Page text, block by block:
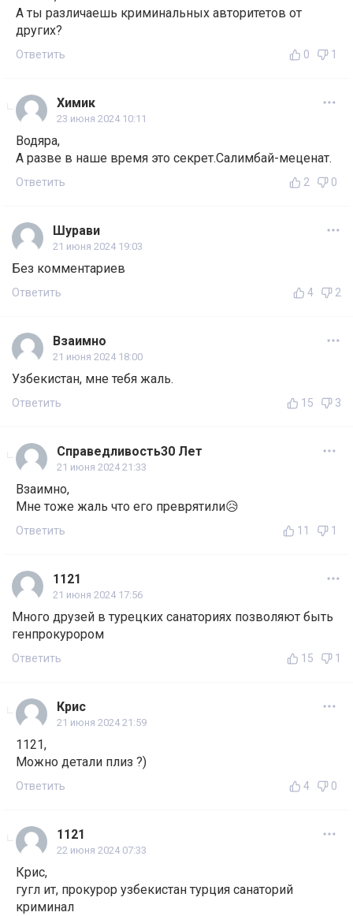
А ты различаешь криминальных авторитетов от
других?
Ответить 0 1
Химик
23 июня 2024 10:11
Водяра,
А разве в наше время это секрет.Салимбай-меценат.
Ответить 2 0
Шурави
21 июня 2024 19:03
Без комментариев
Ответить 4 2
Взаимно
21 июня 2024 18:00
Узбекистан, мне тебя жаль.
Ответить 15 3
Справедливость30 Лет
21 июня 2024 21:33
Взаимно,
Мне тоже жаль что его преврятили😥
Ответить 11 1
1121
21 июня 2024 17:56
Много друзей в турецких санаториях позволяют быть
генпрокурором
Ответить 15 1
Крис
21 июня 2024 21:59
1121,
Можно детали плиз ?)
Ответить 4 0
1121
22 июня 2024 07:33
Крис,
гугл ит, прокурор узбекистан турция санаторий
криминал